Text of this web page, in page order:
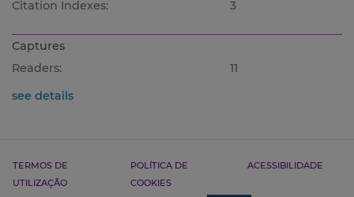
Citation Indexes:
3
Captures
Readers:
11
see details
TERMOS DE
UTILIZAÇÃO
POLÍTICA DE
COOKIES
ACESSIBILIDADE